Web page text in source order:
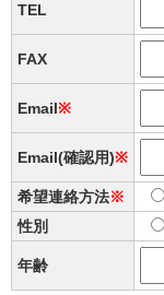
TEL
FAX
Email※
Email(確認用)※
希望連絡方法※
性別
年齢